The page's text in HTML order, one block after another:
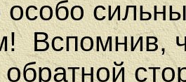
Вспомнив,